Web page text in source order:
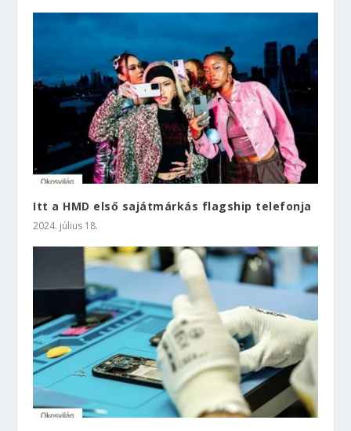
Itt a HMD első sajátmárkás flagship telefonja
2024. július 18.